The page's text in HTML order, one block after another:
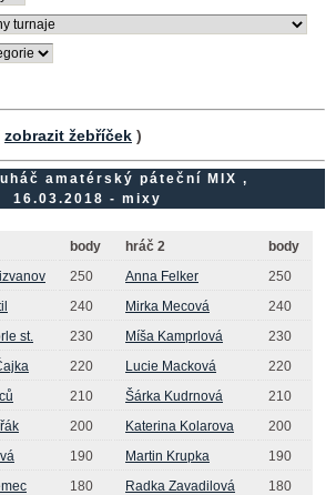
zobrazit žebříček )
amatérský páteční MIX ,
16.03.2018 - mixy
body hráč 2
body
250 Anna Felker
250
240 Mirka Mecová
240
st. 230 Míša Kamprlová
230
220 Lucie Macková
220
210 Šárka Kudrnová
210
200 Katerina Kolarova
200
190 Martin Krupka
190
180 Radka Zavadilová
180